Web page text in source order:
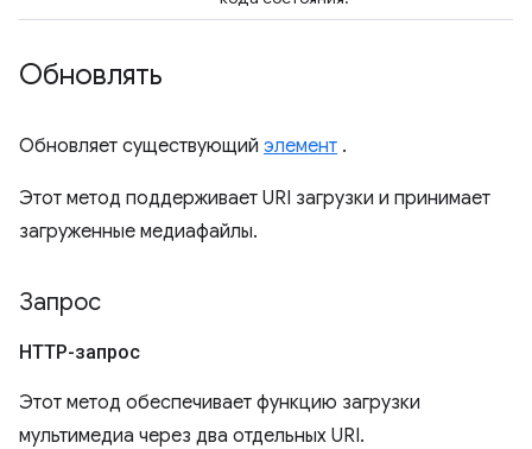
Обновлять
Обновляет существующий элемент .
Этот метод поддерживает URI загрузки и принимает
загруженные медиафайлы.
Запрос
HTTP-запрос
Этот метод обеспечивает функцию загрузки
мультимедиа через два отдельных URI.